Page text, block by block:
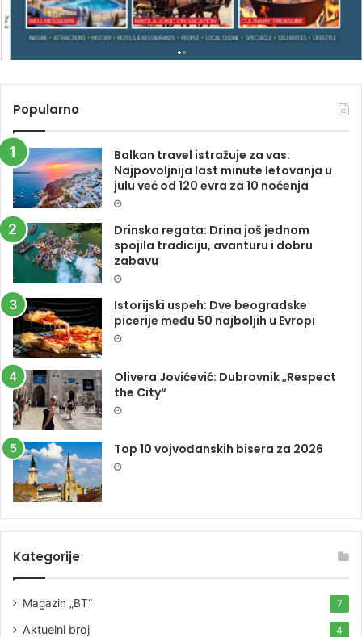
A
Popularno
Balkan travel istražuje za vas:
Najpovoljnija last minute letovanja u
julu već od 120 evra za 10 noćenja
Drinska regata: Drina još jednom
spojila tradiciju, avanturu i dobru
zabavu
Istorijski uspeh: Dve beogradske
picerije među 50 najboljih u Evropi
Olivera Jovićević: Dubrovnik „Respect
the City“
Top 10 vojvođanskih bisera za 2026
Kategorije
Magazin „BT“ 7
Aktuelni broj 4